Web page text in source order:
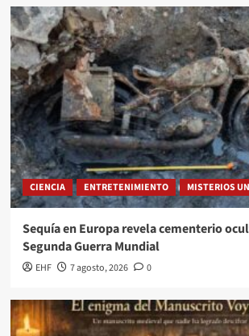
CIENCIA ENTRETENIMIENTO MISTERIOS
Sequía en Europa revela cementerio
Segunda Guerra Mundial
EHF 7 agosto, 2026 0